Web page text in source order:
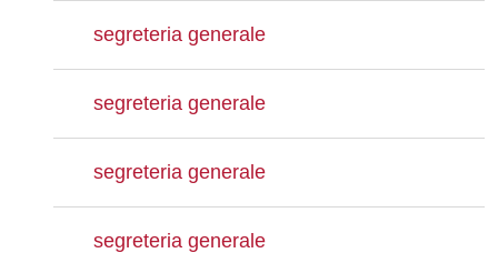
segreteria generale
segreteria generale
segreteria generale
segreteria generale